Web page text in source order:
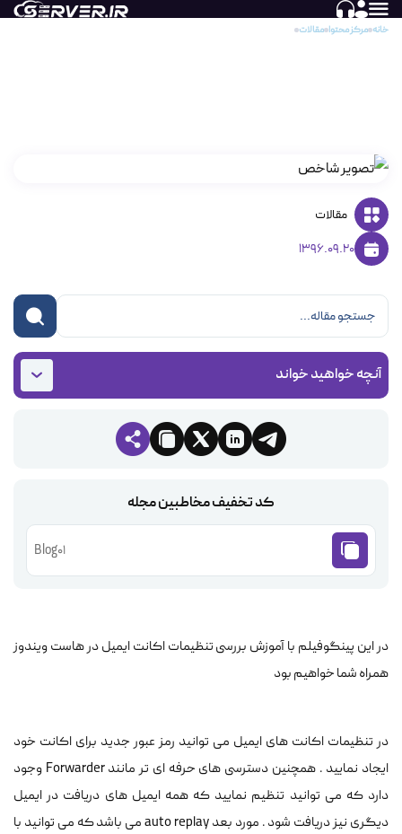
خانه مرکز محتوا مقالات
مقالات
1396.09.20
آنچه خواهید خواند
کد تخفیف مخاطبین مجله
Blog01
در این پینگوفیلم با آموزش بررسی تنظیمات اکانت ایمیل در هاست ویندوز
همراه شما خواهیم بود
در تنظیمات اکانت های ایمیل می توانید رمز عبور جدید برای اکانت خود
ایجاد نمایید . همچنین دسترسی های حرفه ای تر مانند Forwarder وجود
دارد که می توانید تنظیم نمایید که همه ایمیل های دریافت در ایمیل
دیگری نیز دریافت شود . مورد بعد auto replay می باشد که می توانید با